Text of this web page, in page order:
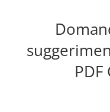
PDF